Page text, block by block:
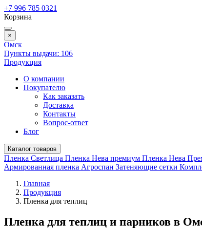
+7 996 785 0321
Корзина
×
Омск
Пункты выдачи: 106
Продукция
О компании
Покупателю
Как заказать
Доставка
Контакты
Вопрос-ответ
Блог
Каталог товаров
Пленка Светлица Пленка Нева премиум Пленка Нева
Армированная пленка Агроспан Затеняющие сетки
Главная
Продукция
Пленка для теплиц
Пленка для теплиц и парников в